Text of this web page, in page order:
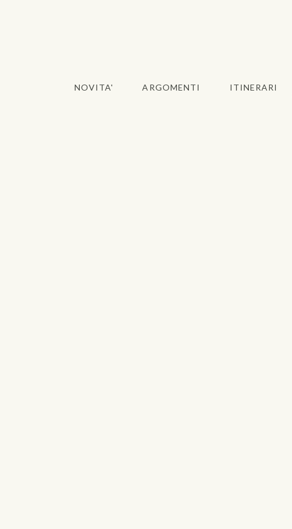
NOVITA' ARGOMENTI ITINERARI